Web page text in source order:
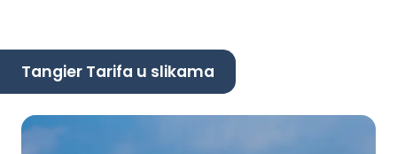
Tangier Tarifa u slikama